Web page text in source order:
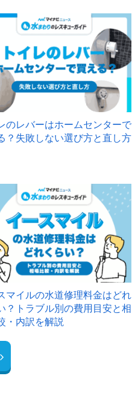
のレバーはホームセンターで
？失敗しない選び方と直し方
マイルの水道修理料金はどれ
？トラブル別の費用目安と相
・内訳を解説